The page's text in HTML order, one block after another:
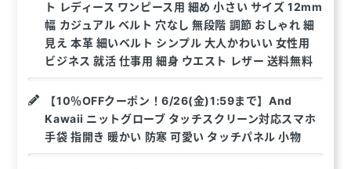
ト レディース ワンピース用 細め 小さい サイズ 12mm
幅 カジュアル ベルト 穴なし 無段階 調節 おしゃれ 細
見え 本革 細いベルト シンプル 大人かわいい 女性用
ビジネス 就活 仕事用 細身 ウエスト レザー 送料無料
【10％OFFクーポン！6/26(金)1:59まで】And
Kawaii ニットグローブ タッチスクリーン対応スマホ
手袋 指開き 暖かい 防寒 可愛い タッチパネル 小物